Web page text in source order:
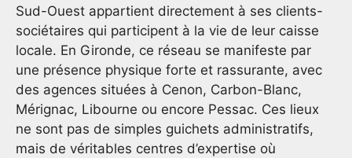
Sud-Ouest appartient directement à ses clients-
sociétaires qui participent à la vie de leur caisse
locale. En Gironde, ce réseau se manifeste par
une présence physique forte et rassurante, avec
des agences situées à Cenon, Carbon-Blanc,
Mérignac, Libourne ou encore Pessac. Ces lieux
ne sont pas de simples guichets administratifs,
mais de véritables centres d’expertise où